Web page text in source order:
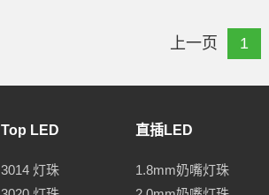
上一页 1
Top LED
3014 灯珠
直插LED
1.8mm奶嘴灯珠